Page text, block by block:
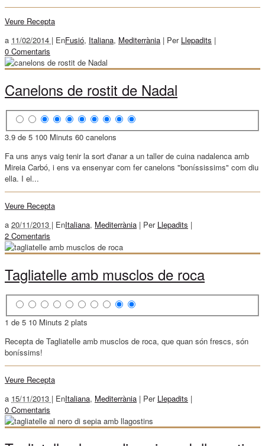
Veure Recepta
a 11/02/2014 | EnFusió, Italiana, Mediterrània | Per Llepadits |
0 Comentaris
Canelons de rostit de Nadal
3.9 de 5 100 Minuts 60 canelons
Fa uns anys vaig tenir la sort d'anar a un taller de cuina nadalenca amb
Mireia Carbó, i ens va ensenyar com fer canelons "boníssissims" com diu
ella. I el...
Veure Recepta
a 20/11/2013 | EnItaliana, Mediterrània | Per Llepadits |
2 Comentaris
Tagliatelle amb musclos de roca
1 de 5 10 Minuts 2 plats
Recepta de Tagliatelle amb musclos de roca, que quan són frescs, són
boníssims!
Veure Recepta
a 15/11/2013 | EnItaliana, Mediterrània | Per Llepadits |
0 Comentaris